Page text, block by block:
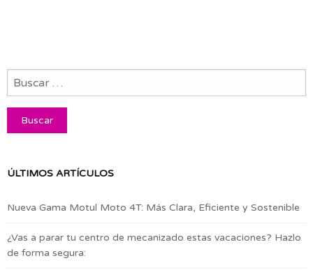
ÚLTIMOS ARTÍCULOS
Nueva Gama Motul Moto 4T: Más Clara, Eficiente y Sostenible
¿Vas a parar tu centro de mecanizado estas vacaciones? Hazlo
de forma segura: